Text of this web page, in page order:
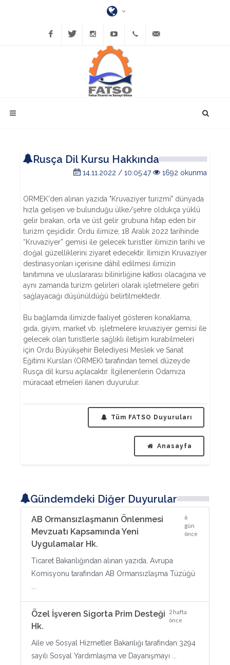
InstagramYouTube(452)
423-
Rusça Dil Kursu Hakkında
14.11.2022 / 10:05:47 1692 okunma
ORMEK'den alınan yazıda "Kruvaziyer turizmi" dünyada
hızla gelişen ve bulunduğu ülke/şehre oldukça yüklü
gelir bırakan, orta ve üst gelir grubuna hitap eden bir
turizm çeşididir. Ordu ilimize, 18 Aralık 2022 tarihinde
“Kruvaziyer” gemisi ile gelecek turistler ilimizin tarihi ve
doğal güzelliklerini ziyaret edecektir. İlimizin Kruvaziyer
destinasyonları içerisine dâhil edilmesi ilimizin
tanıtımına ve uluslararası bilinirliğine katkısı olacağına ve
aynı zamanda turizm gelirleri olarak işletmelere getiri
sağlayacağı düşünüldüğü belirtilmektedir.
Bu bağlamda ilimizde faaliyet gösteren konaklama,
gıda, giyim, market vb. işletmelere kruvaziyer gemisi ile
gelecek olan turistlerle sağlıklı iletişim kurabilmeleri
için Ordu Büyükşehir Belediyesi Meslek ve Sanat
Eğitimi Kursları (ORMEK) tarafından temel düzeyde
Rusça dil kursu açılacaktır. İlgilenenlerin Odamıza
müracaat etmeleri ilanen duyurulur.
Tüm FATSO Duyuruları
Anasayfa
Gündemdeki Diğer Duyurular
AB Ormansızlaşmanın Önlenmesi
Mevzuatı Kapsamında Yeni
Uygulamalar Hk.
6
gün
önce
Ticaret Bakanlığından alınan yazıda, Avrupa
Komisyonu tarafından AB Ormansızlaşma Tüzüğü
Özel İşveren Sigorta Prim Desteği
Hk.
2 hafta
önce
Aile ve Sosyal Hizmetler Bakanlığı tarafından 3294
sayılı Sosyal Yardımlaşma ve Dayanışmayı ...